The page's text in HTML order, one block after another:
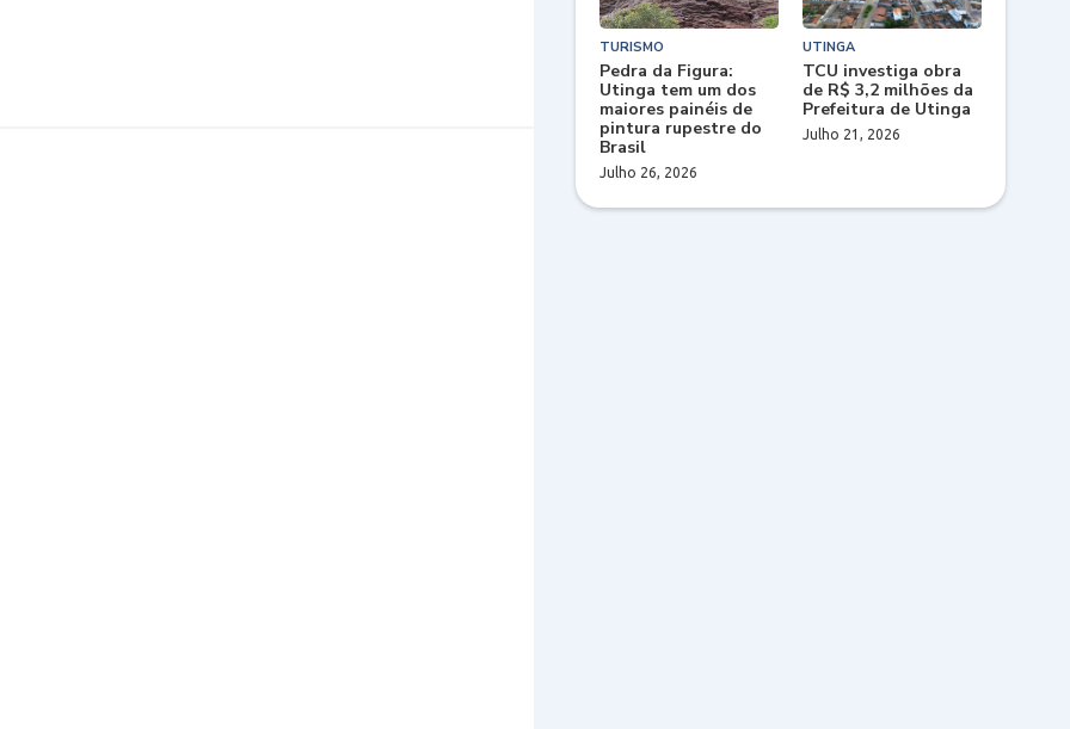
TURISMO
Pedra da Figura:
Utinga tem um dos
maiores painéis de
pintura rupestre do
Brasil
Julho 26, 2026
UTINGA
TCU investiga obra
de R$ 3,2 milhões da
Prefeitura de Utinga
Julho 21, 2026